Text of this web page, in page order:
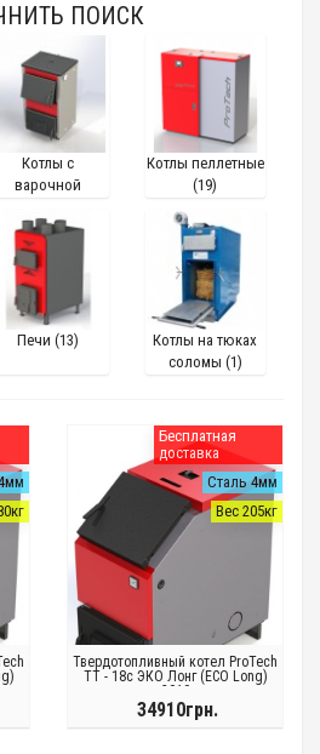
ПОИСК
Котлы с
варочной
Котлы пеллетные
(19)
Печи (13)
Котлы на тюках
соломы (1)
Бесплатная
доставка
Сталь 4мм
Вес 205кг
Твердотопливный котел ProTech
ТТ - 18с ЭКО Лонг (ECO Long)
2019
34910грн.